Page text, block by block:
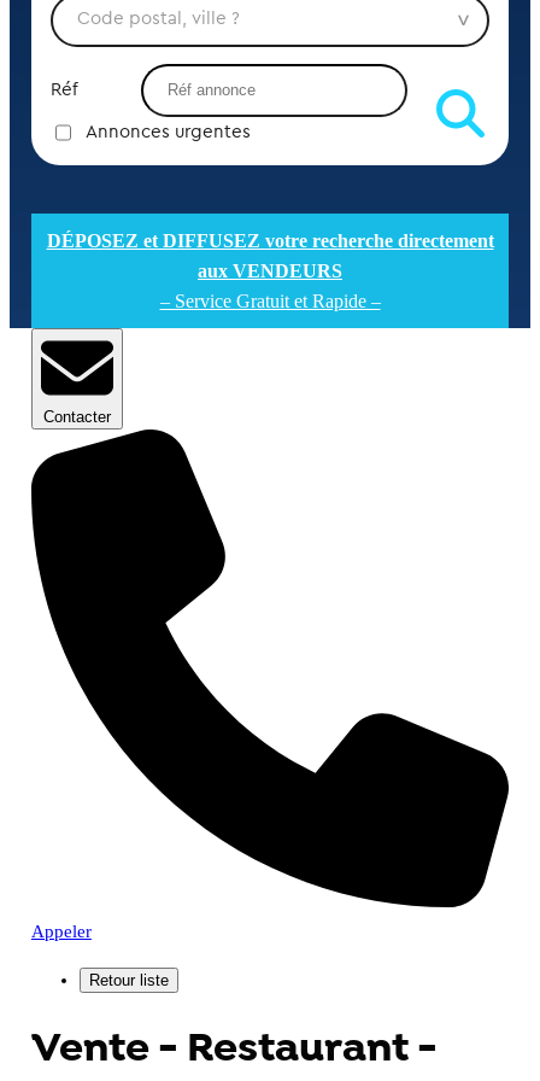
Réf
Annonces urgentes
DÉPOSEZ et DIFFUSEZ votre recherche directement
aux VENDEURS
– Service Gratuit et Rapide –
Contacter
Appeler
Vente - Restaurant -